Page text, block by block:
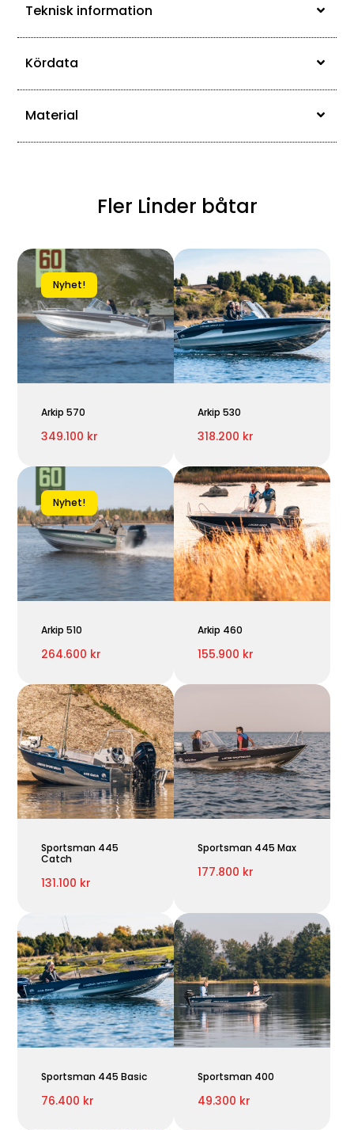
Teknisk information
Kördata
Material
Fler Linder båtar
Nyhet!
Arkip 570
349.100 kr
Arkip 530
318.200 kr
Nyhet!
Arkip 510
264.600 kr
Arkip 460
155.900 kr
Sportsman 445
Catch
131.100 kr
Sportsman 445 Max
177.800 kr
Sportsman 445 Basic
76.400 kr
Sportsman 400
49.300 kr